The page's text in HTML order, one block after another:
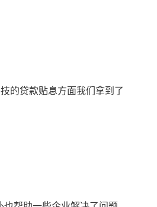
的贷款贴息方面我们拿到了